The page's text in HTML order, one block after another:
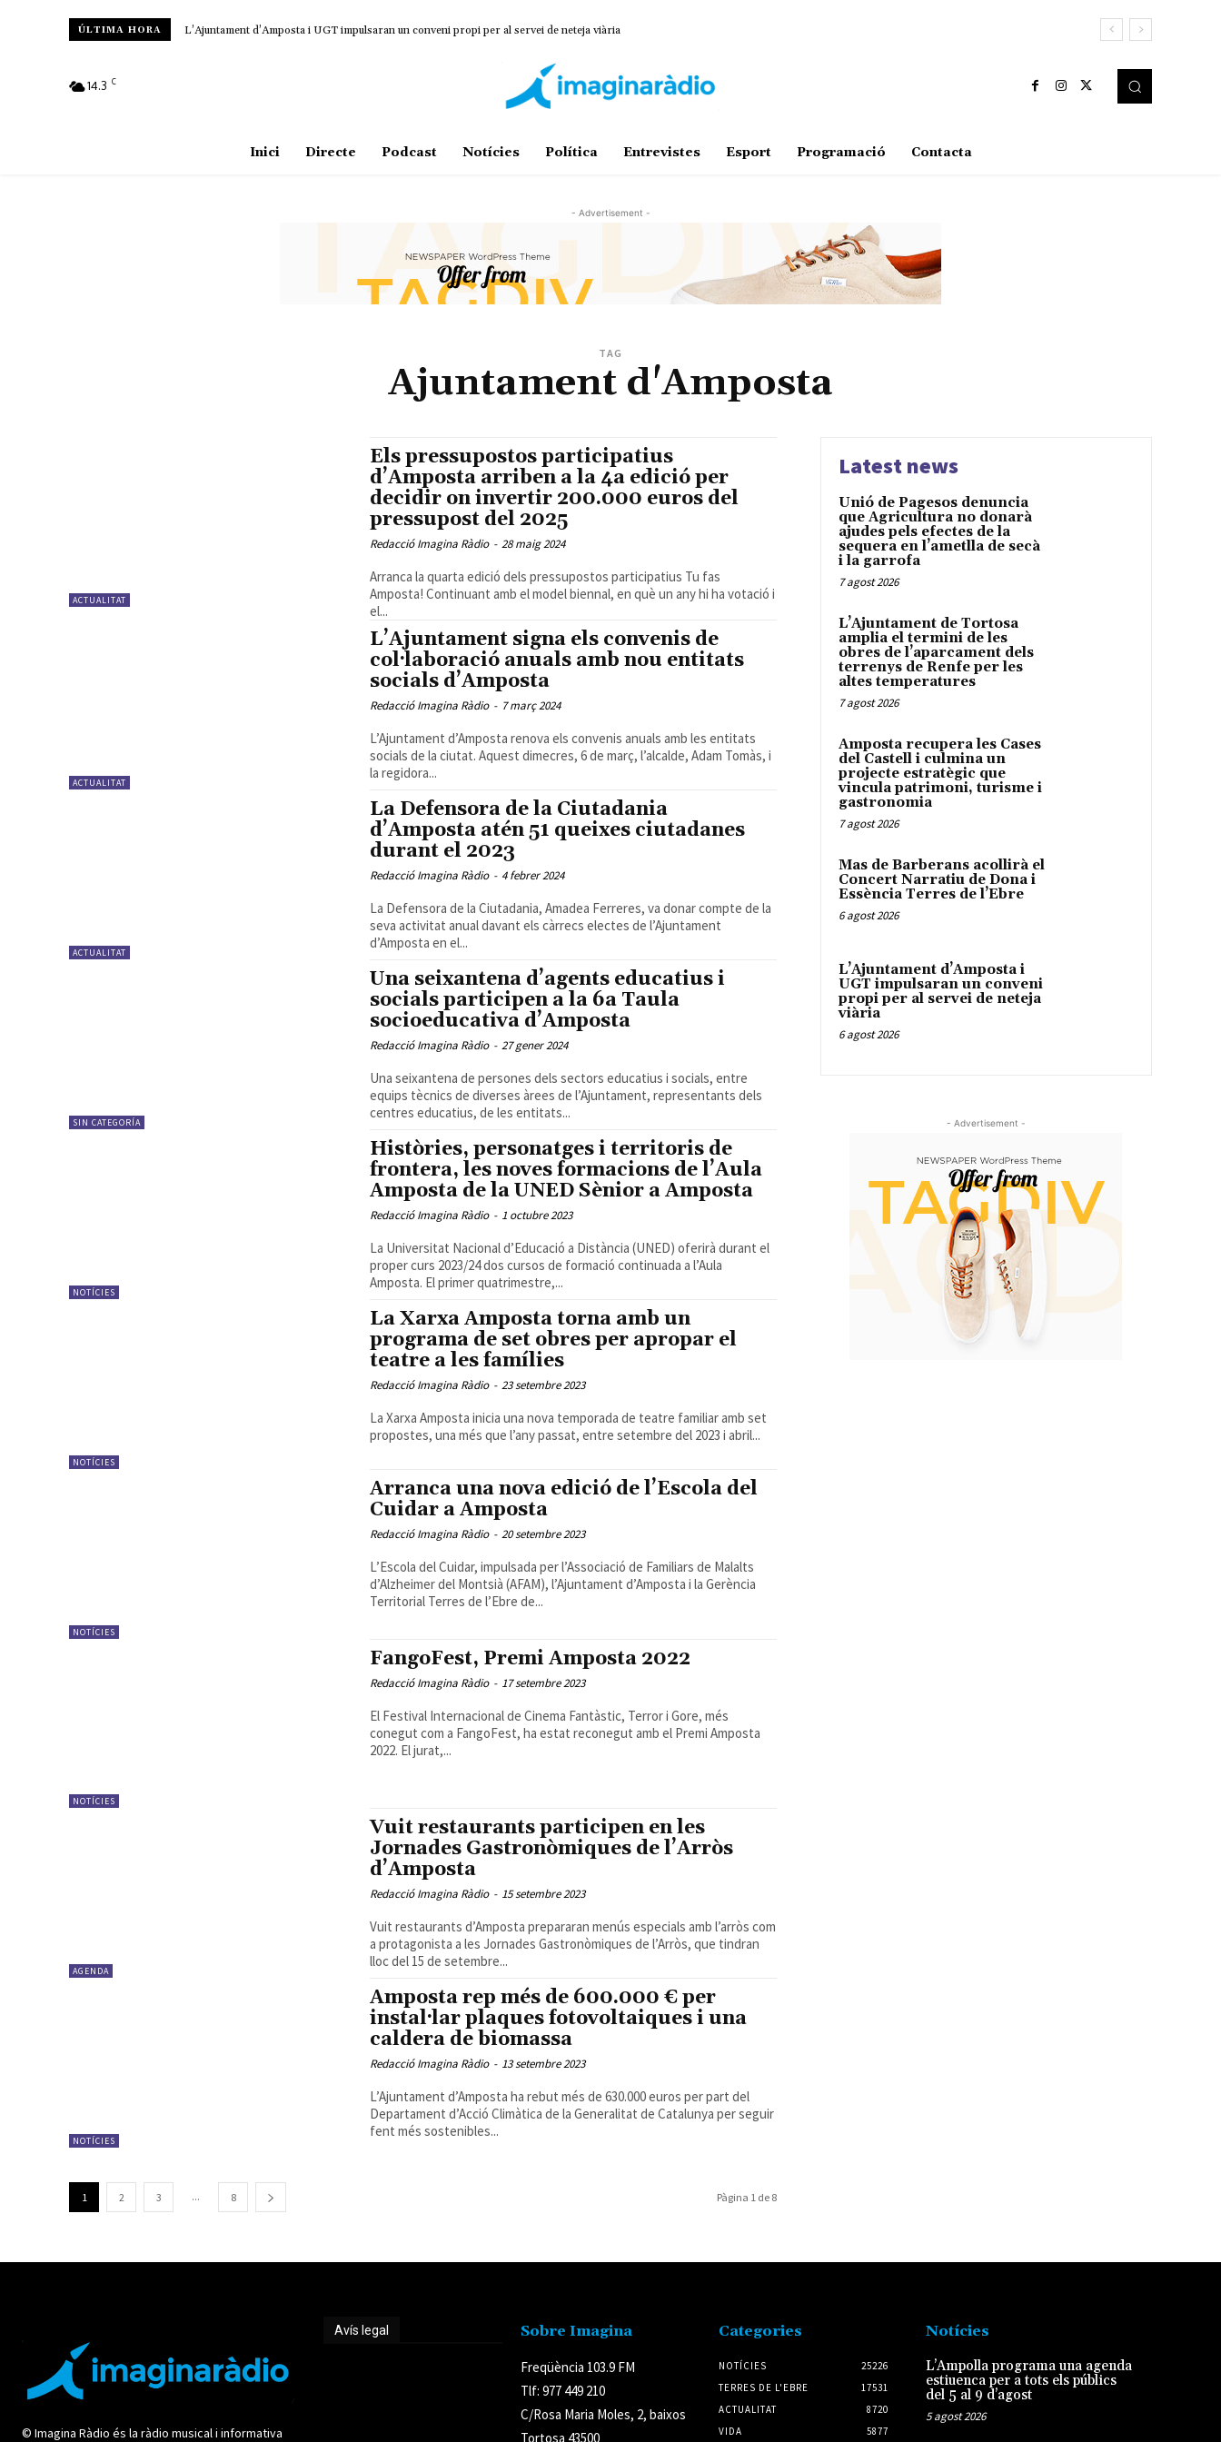
ÚLTIMA HORA L’Ajuntament d’Amposta i UGT impulsaran un conveni propi per al servei de neteja viària
14.3 C
Inici Directe Podcast Notícies Política Entrevistes Esport Programació Contacta
- Advertisement -
TAG
Ajuntament d'Amposta
ACTUALITAT
Els pressupostos participatius
d’Amposta arriben a la 4a edició per
decidir on invertir 200.000 euros del
pressupost del 2025
Redacció Imagina Ràdio - 28 maig 2024
Arranca la quarta edició dels pressupostos participatius Tu fas
Amposta! Continuant amb el model biennal, en què un any hi ha votació i
el...
ACTUALITAT
L’Ajuntament signa els convenis de
col·laboració anuals amb nou entitats
socials d’Amposta
Redacció Imagina Ràdio - 7 març 2024
L’Ajuntament d’Amposta renova els convenis anuals amb les entitats
socials de la ciutat. Aquest dimecres, 6 de març, l’alcalde, Adam Tomàs, i
la regidora...
ACTUALITAT
La Defensora de la Ciutadania
d’Amposta atén 51 queixes ciutadanes
durant el 2023
Redacció Imagina Ràdio - 4 febrer 2024
La Defensora de la Ciutadania, Amadea Ferreres, va donar compte de la
seva activitat anual davant els càrrecs electes de l’Ajuntament
d’Amposta en el...
SIN CATEGORÍA
Una seixantena d’agents educatius i
socials participen a la 6a Taula
socioeducativa d’Amposta
Redacció Imagina Ràdio - 27 gener 2024
Una seixantena de persones dels sectors educatius i socials, entre
equips tècnics de diverses àrees de l’Ajuntament, representants dels
centres educatius, de les entitats...
NOTÍCIES
Històries, personatges i territoris de
frontera, les noves formacions de l’Aula
Amposta de la UNED Sènior a Amposta
Redacció Imagina Ràdio - 1 octubre 2023
La Universitat Nacional d’Educació a Distància (UNED) oferirà durant el
proper curs 2023/24 dos cursos de formació continuada a l’Aula
Amposta. El primer quatrimestre,...
NOTÍCIES
La Xarxa Amposta torna amb un
programa de set obres per apropar el
teatre a les famílies
Redacció Imagina Ràdio - 23 setembre 2023
La Xarxa Amposta inicia una nova temporada de teatre familiar amb set
propostes, una més que l’any passat, entre setembre del 2023 i abril...
NOTÍCIES
Arranca una nova edició de l’Escola del
Cuidar a Amposta
Redacció Imagina Ràdio - 20 setembre 2023
L’Escola del Cuidar, impulsada per l’Associació de Familiars de Malalts
d’Alzheimer del Montsià (AFAM), l’Ajuntament d’Amposta i la Gerència
Territorial Terres de l’Ebre de...
NOTÍCIES
FangoFest, Premi Amposta 2022
Redacció Imagina Ràdio - 17 setembre 2023
El Festival Internacional de Cinema Fantàstic, Terror i Gore, més
conegut com a FangoFest, ha estat reconegut amb el Premi Amposta
2022. El jurat,...
AGENDA
Vuit restaurants participen en les
Jornades Gastronòmiques de l’Arròs
d’Amposta
Redacció Imagina Ràdio - 15 setembre 2023
Vuit restaurants d’Amposta prepararan menús especials amb l’arròs com
a protagonista a les Jornades Gastronòmiques de l’Arròs, que tindran
lloc del 15 de setembre...
NOTÍCIES
Amposta rep més de 600.000 € per
instal·lar plaques fotovoltaiques i una
caldera de biomassa
Redacció Imagina Ràdio - 13 setembre 2023
L’Ajuntament d’Amposta ha rebut més de 630.000 euros per part del
Departament d’Acció Climàtica de la Generalitat de Catalunya per seguir
fent més sostenibles...
1 2 3 ... 8 Pàgina 1 de 8
Latest news
Unió de Pagesos denuncia
que Agricultura no donarà
ajudes pels efectes de la
sequera en l’ametlla de secà
i la garrofa
7 agost 2026
L’Ajuntament de Tortosa
amplia el termini de les
obres de l’aparcament dels
terrenys de Renfe per les
altes temperatures
7 agost 2026
Amposta recupera les Cases
del Castell i culmina un
projecte estratègic que
vincula patrimoni, turisme i
gastronomia
7 agost 2026
Mas de Barberans acollirà el
Concert Narratiu de Dona i
Essència Terres de l’Ebre
6 agost 2026
L’Ajuntament d’Amposta i
UGT impulsaran un conveni
propi per al servei de neteja
viària
6 agost 2026
- Advertisement -
© Imagina Ràdio és la ràdio musical i informativa
Avís legal Sobre Imagina
Freqüència 103.9 FM
Tlf: 977 449 210
C/Rosa Maria Moles, 2, baixos
Tortosa 43500
Categories
NOTÍCIES
25226
TERRES DE L'EBRE
17531
ACTUALITAT
8720
VIDA
5877
Notícies
L’Ampolla programa una agenda
estiuenca per a tots els públics
del 5 al 9 d’agost
5 agost 2026